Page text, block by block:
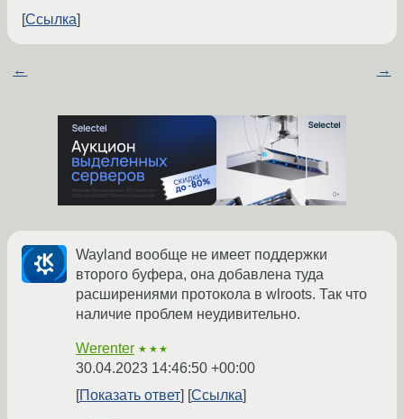
Ссылка
← →
Wayland вообще не имеет поддержки
второго буфера, она добавлена туда
расширениями протокола в wlroots. Так что
наличие проблем неудивительно.
Werenter ★★★
30.04.2023 14:46:50 +00:00
Показать ответ
Ссылка